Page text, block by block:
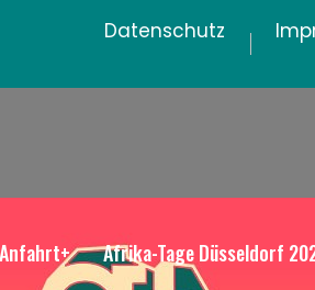
Datenschutz
Anfahrt+ Afrika-Tage Düsseldorf